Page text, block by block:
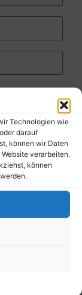
Technologien wie
darauf
können wir Daten
verarbeiten.
können